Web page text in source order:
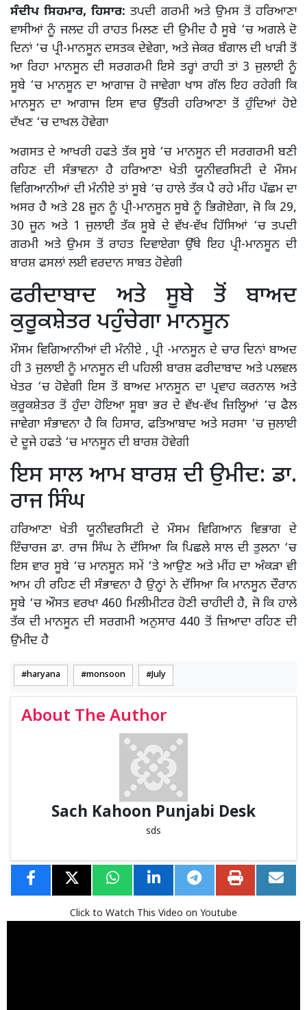
ਸੰਦੀਪ ਸਿਹਮਾਰ, ਹਿਸਾਰ: ਤਪਦੀ ਗਰਮੀ ਅਤੇ ਉਮਸ ਤੋਂ ਹਰਿਆਣਾ
ਵਾਸੀਆਂ ਨੂੰ ਜਲਦ ਹੀ ਰਾਹਤ ਮਿਲਣ ਦੀ ਉਮੀਦ ਹੈ ਸੂਬੇ ‘ਚ ਅਗਲੇ ਦੋ
ਦਿਨਾਂ ‘ਚ ਪ੍ਰੀ-ਮਾਨਸੂਨ ਦਸਤਕ ਦੇਵੇਗਾ, ਅਤੇ ਜੇਕਰ ਬੰਗਾਲ ਦੀ ਖਾੜੀ ਤੋਂ
ਆ ਰਿਹਾ ਮਾਨਸੂਨ ਦੀ ਸਰਗਰਮੀ ਇਸੇ ਤਰ੍ਹਾਂ ਰਾਹੀ ਤਾਂ 3 ਜੁਲਾਈ ਨੂੰ
ਸੂਬੇ ‘ਚ ਮਾਨਸੂਨ ਦਾ ਆਗਾਜ਼ ਹੋ ਜਾਵੇਗਾ ਖਾਸ ਗੱਲ ਇਹ ਰਹੇਗੀ ਕਿ
ਮਾਨਸੂਨ ਦਾ ਆਗਾਜ ਇਸ ਵਾਰ ਉੱਤਰੀ ਹਰਿਆਣਾ ਤੋਂ ਹੁੰਦਿਆਂ ਹੋਏ
ਦੱਖਣ ‘ਚ ਦਾਖਲ ਹੋਵੇਗਾ
ਅਗਸਤ ਦੇ ਆਖਰੀ ਹਫਤੇ ਤੱਕ ਸੂਬੇ ‘ਚ ਮਾਨਸੂਨ ਦੀ ਸਰਗਰਮੀ ਬਣੀ
ਰਹਿਣ ਦੀ ਸੰਭਾਵਨਾ ਹੈ ਹਰਿਆਣਾ ਖੇਤੀ ਯੂਨੀਵਰਸਿਟੀ ਦੇ ਮੌਸਮ
ਵਿਗਿਆਨੀਆਂ ਦੀ ਮੰਨੀਏ ਤਾਂ ਸੂਬੇ ‘ਚ ਹਾਲੇ ਤੱਕ ਪੈ ਰਹੇ ਮੀਂਹ ਪੱਛਮ ਦਾ
ਅਸਰ ਹੈ ਅਤੇ 28 ਜੂਨ ਨੂੰ ਪ੍ਰੀ-ਮਾਨਸੂਨ ਸੂਬੇ ਨੂੰ ਭਿਗੋਏਗਾ, ਜੋ ਕਿ 29,
30 ਜੂਨ ਅਤੇ 1 ਜੁਲਾਈ ਤੱਕ ਸੂਬੇ ਦੇ ਵੱਖ-ਵੱਖ ਹਿੱਸਿਆਂ ‘ਚ ਤਪਦੀ
ਗਰਮੀ ਅਤੇ ਉਮਸ ਤੋਂ ਰਾਹਤ ਦਿਵਾਏਗਾ ਉੱਥੇ ਇਹ ਪ੍ਰੀ-ਮਾਨਸੂਨ ਦੀ
ਬਾਰਸ਼ ਫਸਲਾਂ ਲਈ ਵਰਦਾਨ ਸਾਬਤ ਹੋਵੇਗੀ
ਫਰੀਦਾਬਾਦ ਅਤੇ ਸੂਬੇ ਤੋਂ ਬਾਅਦ
ਕੁਰੂਕਸ਼ੇਤਰ ਪਹੁੰਚੇਗਾ ਮਾਨਸੂਨ
ਮੌਸਮ ਵਿਗਿਆਨੀਆਂ ਦੀ ਮੰਨੀਏ , ਪ੍ਰੀ -ਮਾਨਸੂਨ ਦੇ ਚਾਰ ਦਿਨਾਂ ਬਾਅਦ
ਹੀ 3 ਜੁਲਾਈ ਨੂੰ ਮਾਨਸੂਨ ਦੀ ਪਹਿਲੀ ਬਾਰਸ਼ ਫਰੀਦਾਬਾਦ ਅਤੇ ਪਲਵਲ
ਖੇਤਰ ‘ਚ ਹੋਵੇਗੀ ਇਸ ਤੋਂ ਬਾਅਦ ਮਾਨਸੂਨ ਦਾ ਪ੍ਰਵਾਹ ਕਰਨਾਲ ਅਤੇ
ਕੁਰੂਕਸ਼ੇਤਰ ਤੋਂ ਹੁੰਦਾ ਹੋਇਆ ਸੂਬਾ ਭਰ ਦੇ ਵੱਖ-ਵੱਖ ਜ਼ਿਲ੍ਹਿਆਂ ‘ਚ ਫੈਲ
ਜਾਵੇਗਾ ਸੰਭਾਵਨਾ ਹੈ ਕਿ ਹਿਸਾਰ, ਫਤਿਆਬਾਦ ਅਤੇ ਸਰਸਾ ‘ਚ ਜੁਲਾਈ
ਦੇ ਦੂਜੇ ਹਫਤੇ ‘ਚ ਮਾਨਸੂਨ ਦੀ ਬਾਰਸ਼ ਹੋਵੇਗੀ
ਇਸ ਸਾਲ ਆਮ ਬਾਰਸ਼ ਦੀ ਉਮੀਦ: ਡਾ.
ਰਾਜ ਸਿੰਘ
ਹਰਿਆਣਾ ਖੇਤੀ ਯੂਨੀਵਰਸਿਟੀ ਦੇ ਮੌਸਮ ਵਿਗਿਆਨ ਵਿਭਾਗ ਦੇ
ਇੰਚਾਰਜ ਡਾ. ਰਾਜ ਸਿੰਘ ਨੇ ਦੱਸਿਆ ਕਿ ਪਿਛਲੇ ਸਾਲ ਦੀ ਤੁਲਨਾ ‘ਚ
ਇਸ ਵਾਰ ਸੂਬੇ ‘ਚ ਮਾਨਸੂਨ ਸਮੇਂ ‘ਤੇ ਆਉਣ ਅਤੇ ਮੀਂਹ ਦਾ ਅੰਕੜਾ ਵੀ
ਆਮ ਹੀ ਰਹਿਣ ਦੀ ਸੰਭਾਵਨਾ ਹੈ ਉਨ੍ਹਾਂ ਨੇ ਦੱਸਿਆ ਕਿ ਮਾਨਸੂਨ ਦੌਰਾਨ
ਸੂਬੇ ‘ਚ ਔਸਤ ਵਰਖਾ 460 ਮਿਲੀਮੀਟਰ ਹੋਣੀ ਚਾਹੀਦੀ ਹੈ, ਜੋ ਕਿ ਹਾਲੇ
ਤੱਕ ਦੀ ਮਾਨਸੂਨ ਦੀ ਸਰਗਮੀ ਅਨੁਸਾਰ 440 ਤੋਂ ਜ਼ਿਆਦਾ ਰਹਿਣ ਦੀ
ਉਮੀਦ ਹੈ
haryana monsoon July
About The Author
Sach Kahoon Punjabi Desk
sds
Click to Watch This Video on Youtube